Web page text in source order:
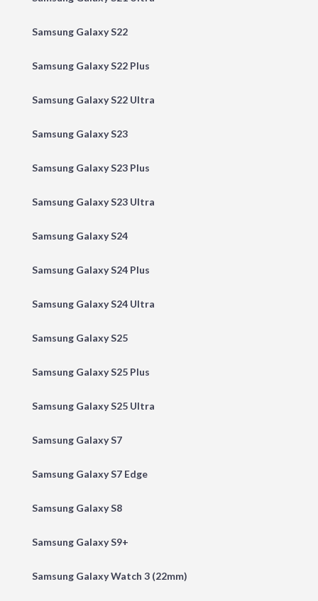
Samsung Galaxy S22
Samsung Galaxy S22 Plus
Samsung Galaxy S22 Ultra
Samsung Galaxy S23
Samsung Galaxy S23 Plus
Samsung Galaxy S23 Ultra
Samsung Galaxy S24
Samsung Galaxy S24 Plus
Samsung Galaxy S24 Ultra
Samsung Galaxy S25
Samsung Galaxy S25 Plus
Samsung Galaxy S25 Ultra
Samsung Galaxy S7
Samsung Galaxy S7 Edge
Samsung Galaxy S8
Samsung Galaxy S9+
Samsung Galaxy Watch 3 (22mm)